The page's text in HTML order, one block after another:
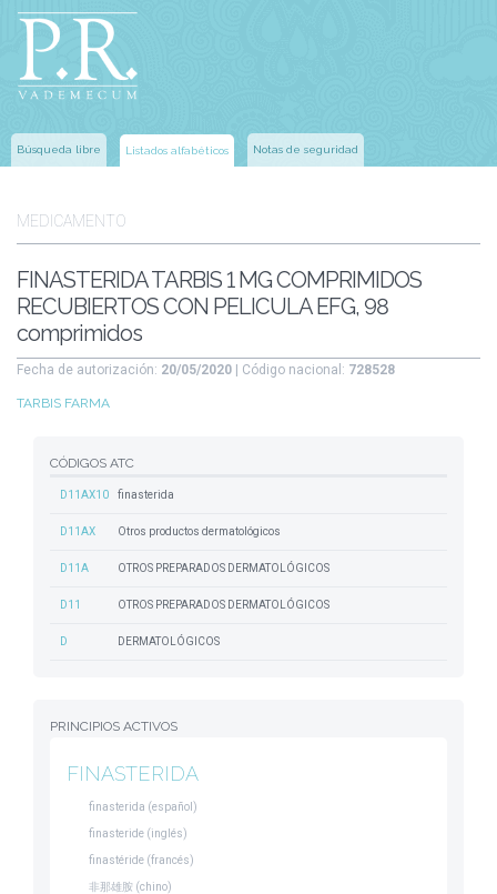
Búsqueda libre Listados alfabéticos Notas de seguridad
MEDICAMENTO
FINASTERIDA TARBIS 1 MG COMPRIMIDOS
RECUBIERTOS CON PELICULA EFG, 98
comprimidos
Fecha de autorización: 20/05/2020 | Código nacional: 728528
TARBIS FARMA
CÓDIGOS ATC
D11AX10 finasterida
D11AX Otros productos dermatológicos
D11A OTROS PREPARADOS DERMATOLÓGICOS
D11 OTROS PREPARADOS DERMATOLÓGICOS
D DERMATOLÓGICOS
PRINCIPIOS ACTIVOS
FINASTERIDA
finasterida (español)
finasteride (inglés)
finastéride (francés)
非那雄胺 (chino)